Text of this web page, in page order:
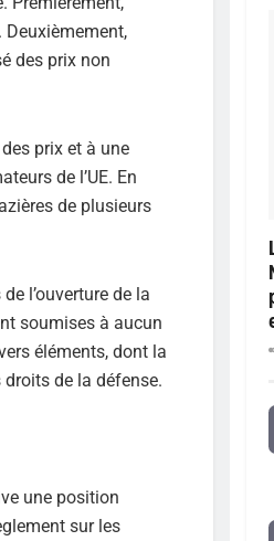
des prix non
prix et à une
de l’UE. En
de plusieurs
l’ouverture de la
soumises à aucun
éléments, dont la
droits de la défense.
une position
sur les